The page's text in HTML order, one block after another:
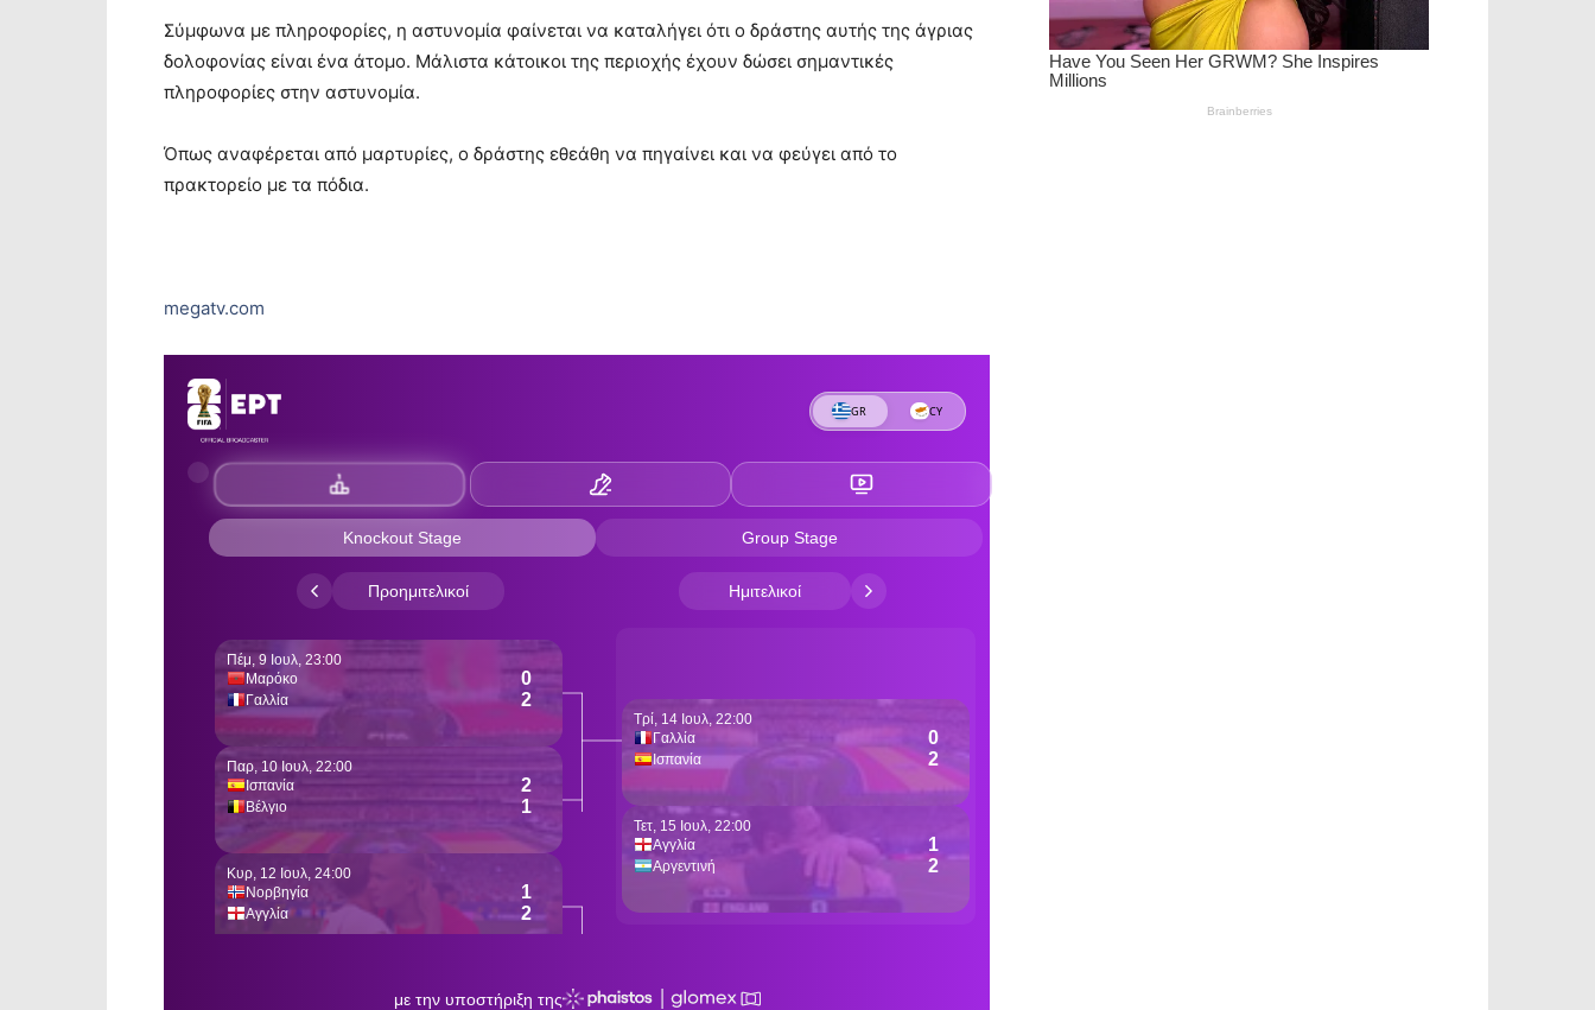
Σύμφωνα με πληροφορίες, η αστυνομία φαίνεται να καταλήγει ότι ο δράστης αυτής της άγριας
δολοφονίας είναι ένα άτομο. Μάλιστα κάτοικοι της περιοχής έχουν δώσει σημαντικές
πληροφορίες στην αστυνομία.
Όπως αναφέρεται από μαρτυρίες, ο δράστης εθεάθη να πηγαίνει και να φεύγει από το
πρακτορείο με τα πόδια.
megatv.com